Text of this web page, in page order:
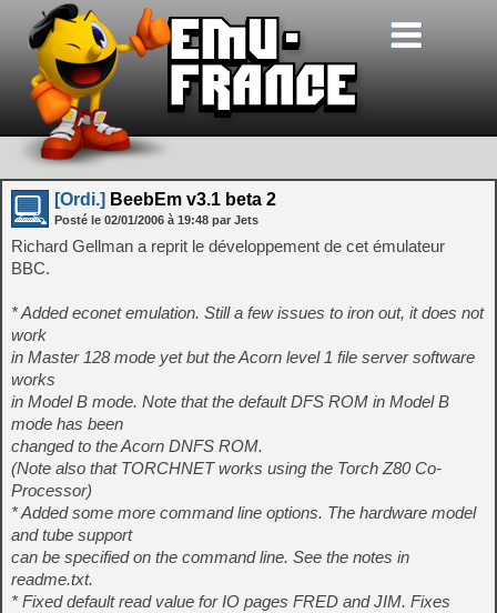
[Ordi.] BeebEm v3.1 beta 2
Posté le 02/01/2006 à 19:48 par Jets
Richard Gellman a reprit le développement de cet émulateur
BBC.
* Added econet emulation. Still a few issues to iron out, it does not
work
in Master 128 mode yet but the Acorn level 1 file server software
works
in Model B mode. Note that the default DFS ROM in Model B
mode has been
changed to the Acorn DNFS ROM.
(Note also that TORCHNET works using the Torch Z80 Co-
Processor)
* Added some more command line options. The hardware model
and tube support
can be specified on the command line. See the notes in
readme.txt.
* Fixed default read value for IO pages FRED and JIM. Fixes